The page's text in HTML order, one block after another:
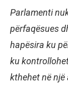
Parlamenti
përfaqësues
hapësira ku
ku
kthehet në një